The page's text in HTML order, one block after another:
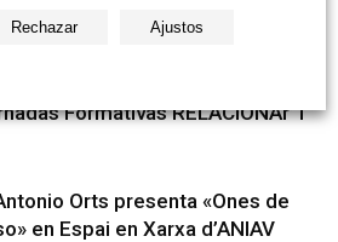
Más del autor
Formativas RELACIONAr’T
Orts presenta «Ones de
en Espai en Xarxa d’ANIAV
Rechazar Ajustos